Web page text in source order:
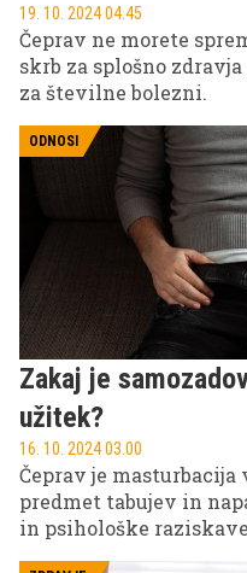
19. 10. 2024 04.45
Čeprav ne morete
skrb za splošno
za številne bolezni.
ODNOSI
Zakaj je
užitek?
16. 10. 2024 03.00
Čeprav je
predmet tabujev in
in psihološke